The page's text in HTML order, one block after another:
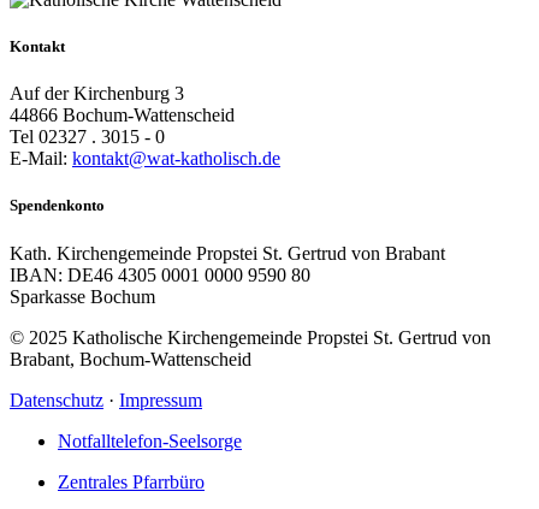
Kontakt
Auf der Kirchenburg 3
44866 Bochum-Wattenscheid
Tel 02327 . 3015 - 0
E-Mail: kontakt@wat-katholisch.de
Spendenkonto
Kath. Kirchengemeinde Propstei St. Gertrud von Brabant
IBAN: DE46 4305 0001 0000 9590 80
Sparkasse Bochum
© 2025 Katholische Kirchengemeinde Propstei St. Gertrud von
Brabant, Bochum-Wattenscheid
Datenschutz · Impressum
Notfalltelefon-Seelsorge
Zentrales Pfarrbüro